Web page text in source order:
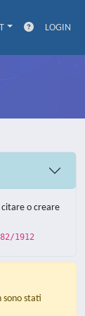
LOGIN
o creare
1912
sono stati